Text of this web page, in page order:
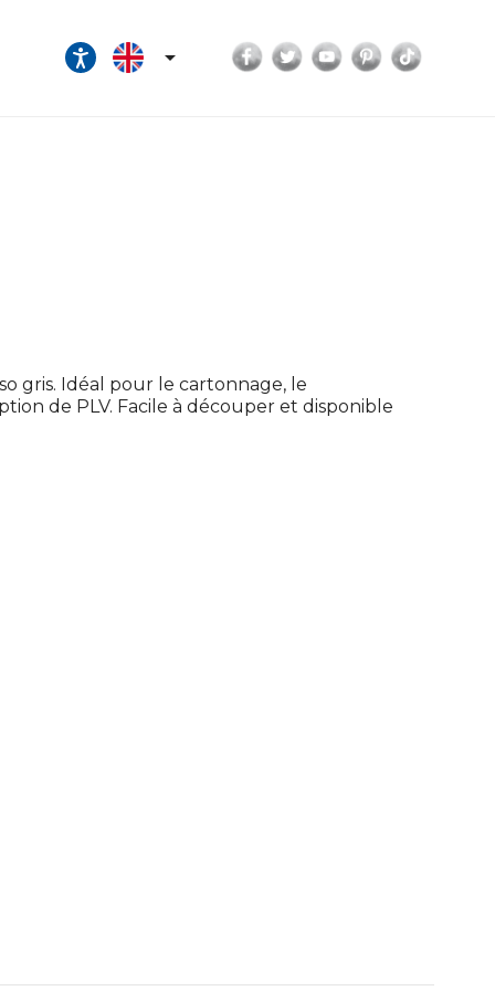
 Facebook
TwitterYouTubePinterest
gris. Idéal pour le cartonnage, le
de PLV. Facile à découper et disponible